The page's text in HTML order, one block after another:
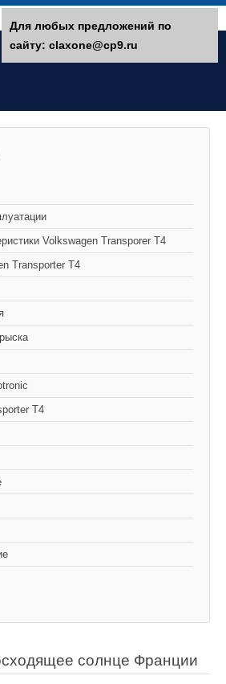
Volkswagen Transporer T4
Transporter T4
T4
солнце Франции
Для любых предложений по
сайту: claxone@cp9.ru